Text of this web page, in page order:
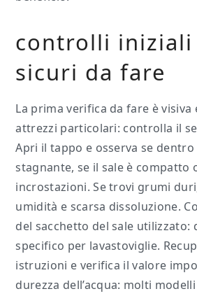
controlli iniziali
sicuri da fare
La prima verifica da fare è visiva
attrezzi particolari: controlla il
Apri il tappo e osserva se dentro
stagnante, se il sale è compatto
incrostazioni. Se trovi grumi
umidità e scarsa dissoluzione.
del sacchetto del sale utilizzato:
specifico per lavastoviglie.
istruzioni e verifica il valore
durezza dell’acqua: molti